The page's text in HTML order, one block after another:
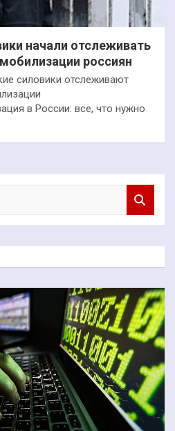
начали отслеживать
россиян
силовики отслеживают
в России: все, что нужно